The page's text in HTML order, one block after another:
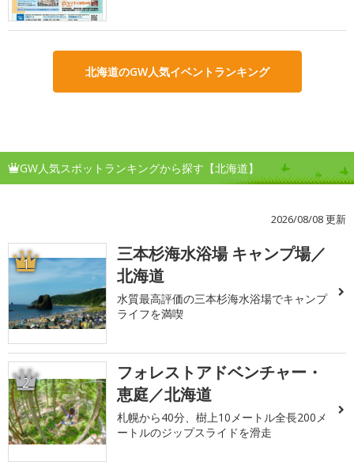
北海道のGW人気イベントランキング
GW人気スポットランキングから探す【北海道】
2026/08/08 更新
1
三本杉海水浴場 キャンプ場／
北海道
水質最高評価の三本杉海水浴場でキャンプ
ライフを満喫
2
フォレストアドベンチャー・
恵庭／北海道
札幌から40分、樹上10メートル全長200メ
ートルのジップスライドを滑走